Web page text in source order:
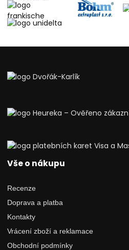
Vše o nákupu
Recenze
Doprava a platba
Kontakty
Vrácení zboží a reklamace
Obchodní podmínky